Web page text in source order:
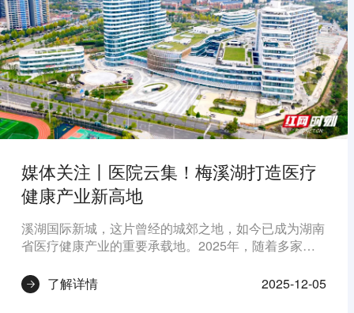
现代化新城建设的崭新篇章。
媒体关注丨医院云集！梅溪湖打造医疗
健康产业新高地
溪湖国际新城，这片曾经的城郊之地，如今已成为湖南
省医疗健康产业的重要承载地。2025年，随着多家高
合”的生动实践，诠释一座智慧健康之城的温度与力
量。
了解详情 2025-12-05